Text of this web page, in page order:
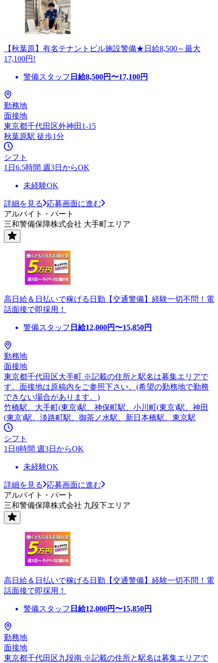
【秋葉原】有名テナントビル施設警備★日給8,500～最大
17,100円!
警備スタッフ 日給8,500円〜17,100円
勤務地
面接地
東京都千代田区外神田1-15
秋葉原駅 徒歩1分
シフト
1日6.5時間 週3日からOK
未経験OK
詳細を見る
応募画面に進む
アルバイト・パート
三和警備保障株式会社 大手町エリア
高日給＆日払いで稼げる日勤【交通警備】経験一切不問！電
話面接で即採用！
警備スタッフ 日給12,000円〜15,850円
勤務地
面接地
東京都千代田区大手町 ※記載の住所と駅名は募集エリアで
す。面接地は原稿内をご参照下さい。(希望の勤務地で勤務
できない場合があります。)
竹橋駅、大手町(東京)駅、神保町駅、小川町(東京)駅、神田
(東京)駅、淡路町駅、御茶ノ水駅、新日本橋駅、東京駅
シフト
1日8時間 週3日からOK
未経験OK
詳細を見る
応募画面に進む
アルバイト・パート
三和警備保障株式会社 九段下エリア
高日給＆日払いで稼げる日勤【交通警備】経験一切不問！電
話面接で即採用！
警備スタッフ 日給12,000円〜15,850円
勤務地
面接地
東京都千代田区九段南 ※記載の住所と駅名は募集エリアで